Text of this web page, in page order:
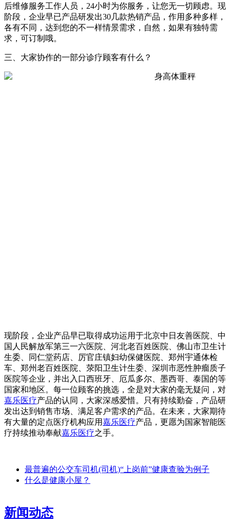
后维修服务工作人员，24小时为你服务，让您无一切顾虑。现
阶段，企业早已产品研发出30几款热销产品，作用多种多样，
各有不同，达到您的不一样情景需求，自然，如果有独特需
求，可订制哦。
三、大家协作的一部分诊疗顾客有什么？
现阶段，企业产品早已取得成功运用于北京中日友善医院、中
国人民解放军第三一六医院、河北老百姓医院、佛山市卫生计
生委、同仁堂药店、厉官庄镇妇幼保健医院、郑州宇通体检
车、郑州老百姓医院、荥阳卫生计生委、深圳市恶性肿瘤质子
医院等企业，并出入口西班牙、厄瓜多尔、墨西哥、泰国的等
国家和地区。每一位顾客的挑选，全是对大家的毫无疑问，对
嘉乐医疗产品的认同，大家深感爱惜。只有持续勤奋，产品研
发出达到销售市场、满足客户需求的产品。在未来，大家期待
有大量的定点医疗机构应用嘉乐医疗产品，更愿为国家智能医
疗持续推动奉献嘉乐医疗之手。
最普遍的公交车司机(司机)“上岗前”健康查验为例子
什么是健康小屋？
新闻动态